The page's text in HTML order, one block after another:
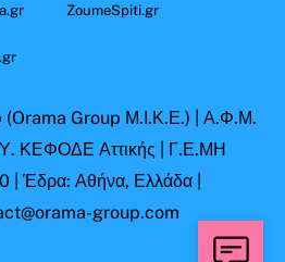
ZoumeSpiti.gr
(Orama Group Μ.Ι.Κ.Ε.) | Α.Φ.Μ.
ΚΕΦΟΔΕ Αττικής | Γ.Ε.ΜΗ
Έδρα: Αθήνα, Ελλάδα |
group.com